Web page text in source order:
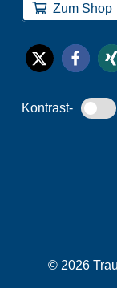
Zum Shop
Kontrast-
© 2026